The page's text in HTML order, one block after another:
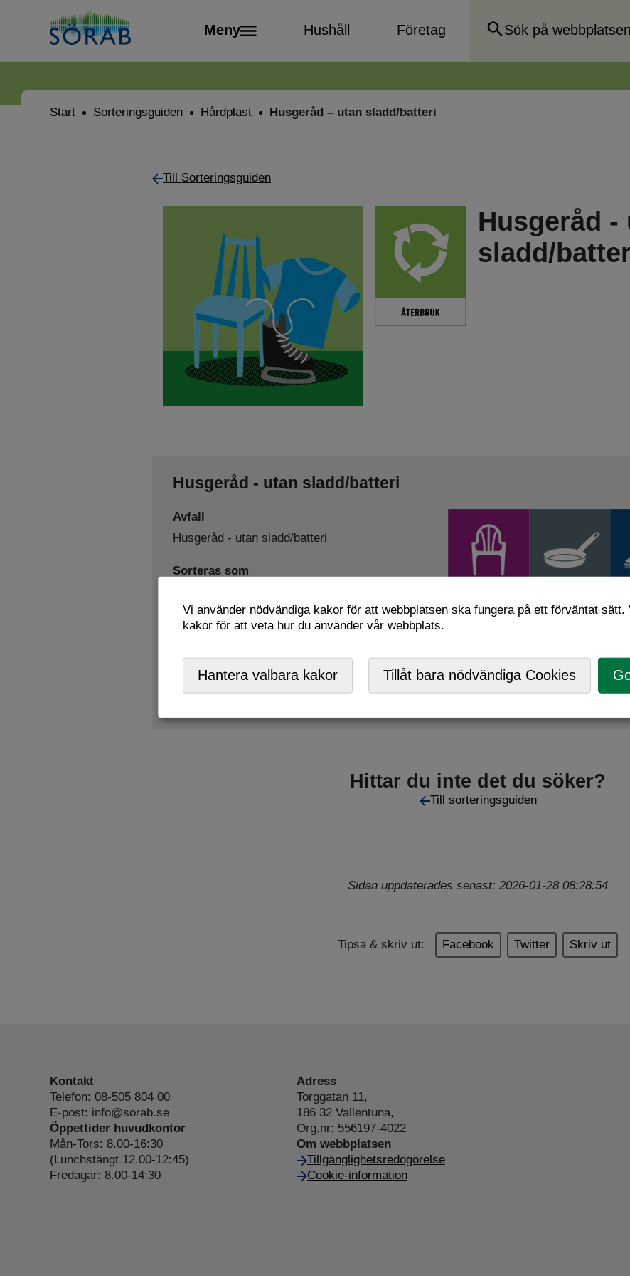
Meny Hushåll Företag
Start Sorteringsguiden Hårdplast Husgeråd – utan sladd/batteri
Till Sorteringsguiden
Husgeråd -
sladd/
Husgeråd - utan sladd/batteri
Avfall
Husgeråd - utan sladd/batteri
Sorteras som
Lämnas här
Hittar du inte det du söker?
Till sorteringsguiden
Sidan uppdaterades senast: 2026-01-28 08:28:54
Tipsa & skriv ut: Facebook Twitter Skriv ut
Kontakt
Telefon: 08-505 804 00
E-post: info@sorab.se
Öppettider huvudkontor
Mån-Tors: 8.00-16:30
(Lunchstängt 12.00-12:45)
Fredagar: 8.00-14:30
Adress
Torggatan 11,
186 32 Vallentuna,
Org.nr: 556197-4022
Om webbplatsen
Tillgänglighetsredogörelse
Cookie-information
Vi använder nödvändiga kakor för att webbplatsen ska fungera på ett förväntat
kakor för att veta hur du använder vår webbplats.
Hantera valbara kakor Tillåt bara nödvändiga Cookies